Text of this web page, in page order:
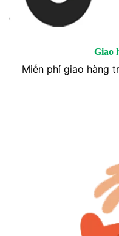
Giao
Miễn phí giao hàng